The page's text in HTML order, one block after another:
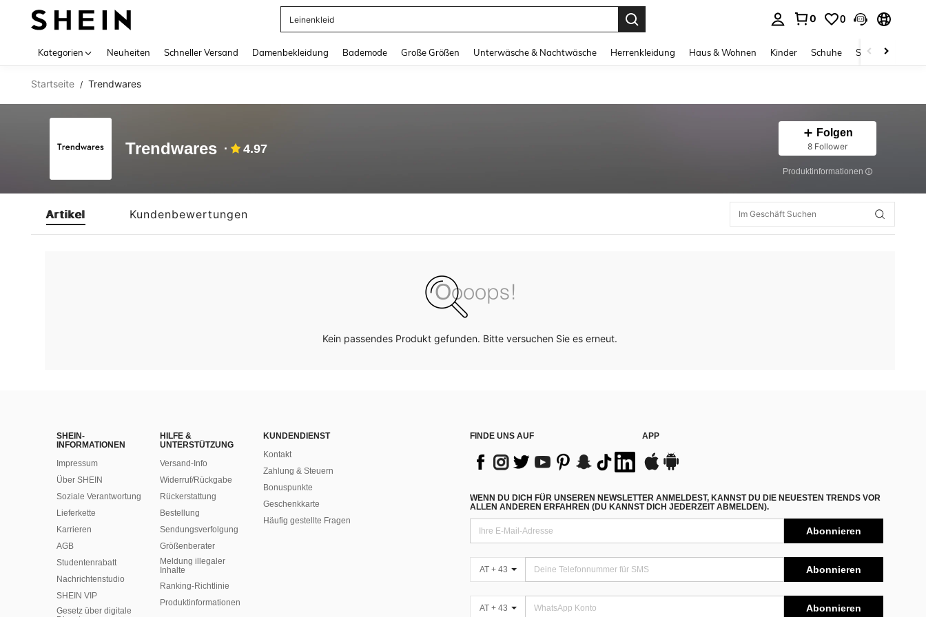
Leinenkleid
0 0
Kategorien Neuheiten Schneller Versand Damenbekleidung Bademode Große Größen Unterwäsche & Nachtwäsche Herrenkleidung Haus & Wohnen Kinder Schuhe Schmuck &
Startseite / Trendwares
Trendwares 4.97
Folgen
8 Follower
Produktinformationen
Artikel Kundenbewertungen
Kein passendes Produkt gefunden. Bitte versuchen Sie es erneut.
SHEIN-
INFORMATIONEN
Impressum
Über SHEIN
Soziale Verantwortung
Lieferkette
Karrieren
AGB
Studentenrabatt
Nachrichtenstudio
SHEIN VIP
Gesetz über digitale
HILFE &
UNTERSTÜTZUNG
Versand-Info
Widerruf/Rückgabe
Rückerstattung
Bestellung
Sendungsverfolgung
Größenberater
Meldung illegaler
Inhalte
Ranking-Richtlinie
​Produktinformationen
KUNDENDIENST
Kontakt
Zahlung & Steuern
Bonuspunkte
Geschenkkarte
Häufig gestellte Fragen
FINDE UNS AUF APP
WENN DU DICH FÜR UNSEREN NEWSLETTER ANMELDEST, KANNST DU DIE NEUESTEN TRENDS VOR
ALLEN ANDEREN ERFAHREN (DU KANNST DICH JEDERZEIT ABMELDEN).
Abonnieren
AT + 43 Abonnieren
AT + 43 Abonnieren